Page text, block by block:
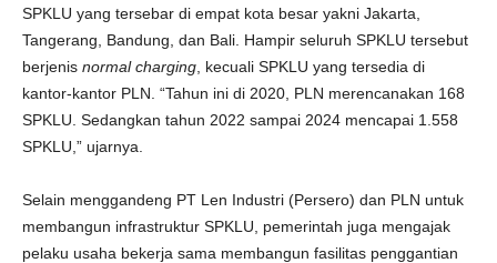
SPKLU yang tersebar di empat kota besar yakni Jakarta,
Tangerang, Bandung, dan Bali. Hampir seluruh SPKLU tersebut
berjenis normal charging , kecuali SPKLU yang tersedia di
kantor-kantor PLN. “Tahun ini di 2020, PLN merencanakan 168
SPKLU. Sedangkan tahun 2022 sampai 2024 mencapai 1.558
SPKLU,” ujarnya.
Selain menggandeng PT Len Industri (Persero) dan PLN untuk
membangun infrastruktur SPKLU, pemerintah juga mengajak
pelaku usaha bekerja sama membangun fasilitas penggantian